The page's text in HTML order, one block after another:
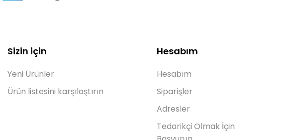
Sizin için
Yeni Ürünler
Ürün listesini karşılaştırın
Hesabım
Hesabım
Siparişler
Adresler
Tedarikçi Olmak İçin